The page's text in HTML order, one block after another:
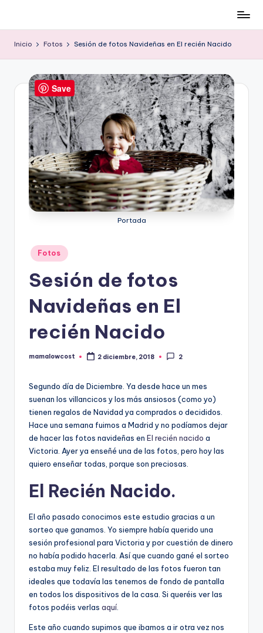
low-
no
morir
en
intento
Inicio Fotos Sesión de fotos Navideñas en El recién Nacido
Portada
Publicado
en
Fotos
Sesión de fotos
Navideñas en El
recién Nacido
Publicado
mamalowcost 2 diciembre, 2018 2
Segundo día de Diciembre. Ya desde hace un mes
suenan los villancicos y los más ansiosos (como yo)
tienen regalos de Navidad ya comprados o decididos.
Hace una semana fuimos a Madrid y no podíamos dejar
de hacer las fotos navideñas en El recién nacido a
Victoria. Ayer ya enseñé una de las fotos, pero hoy las
quiero enseñar todas, porque son preciosas.
El Recién Nacido.
El año pasado conocimos este estudio gracias a un
sorteo que ganamos. Yo siempre había querido una
sesión profesional para Victoria y por cuestión de dinero
no había podido hacerla. Así que cuando gané el sorteo
estaba muy feliz. El resultado de las fotos fueron tan
ideales que todavía las tenemos de fondo de pantalla
en todos los dispositivos de la casa. Si queréis ver las
fotos podéis verlas aquí.
Este año cuando supimos que ibamos a ir otra vez nos
Save